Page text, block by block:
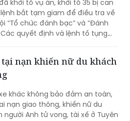
Cảnh sát điều tra Công an TP
khởi tố vụ án, khởi tố 35 bị can
“Tổ chức đánh bạc” và “Đánh
Các quyết định và lệnh tố tụng
Viện KSND TP HCM phê chuẩn.
nạn khiến nữ du khách